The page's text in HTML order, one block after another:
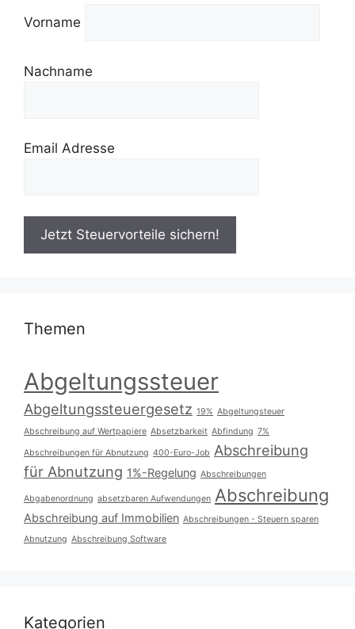
Vorname
Nachname
Email Adresse
Themen
Abgeltungssteuer
Abgeltungssteuergesetz 19% Abgeltungsteuer
Abschreibung auf Wertpapiere Absetzbarkeit Abfindung 7%
Abschreibungen für Abnutzung 400-Euro-Job Abschreibung
für Abnutzung 1%-Regelung Abschreibungen
Abgabenordnung absetzbaren Aufwendungen Abschreibung
Abschreibung auf Immobilien Abschreibungen - Steuern sparen
Abnutzung Abschreibung Software
Kategorien